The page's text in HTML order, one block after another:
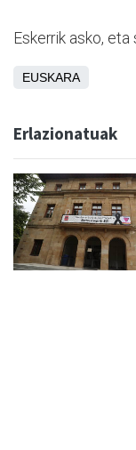
Eskerrik asko, eta
EUSKARA
Erlazionatuak